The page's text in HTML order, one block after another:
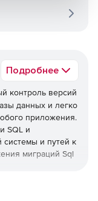
Подробнее
контроль версий
данных и легко
приложения.
SQL и
системы и путей к
миграций Sql